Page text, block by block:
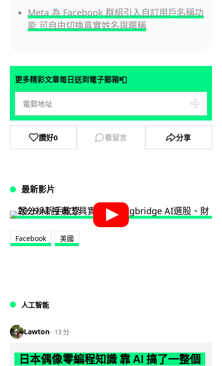
Meta 為 Facebook 群組引入自訂用戶名稱功
能 可自由切換真實姓名與暱稱
更多精彩文章每日送到電子郵箱📮
讚好0 看留言 分享
最新影片
Facebook 美國
人工智能
Lawton 13 分
日本偶像零編程知識 靠 AI 搞了一整個